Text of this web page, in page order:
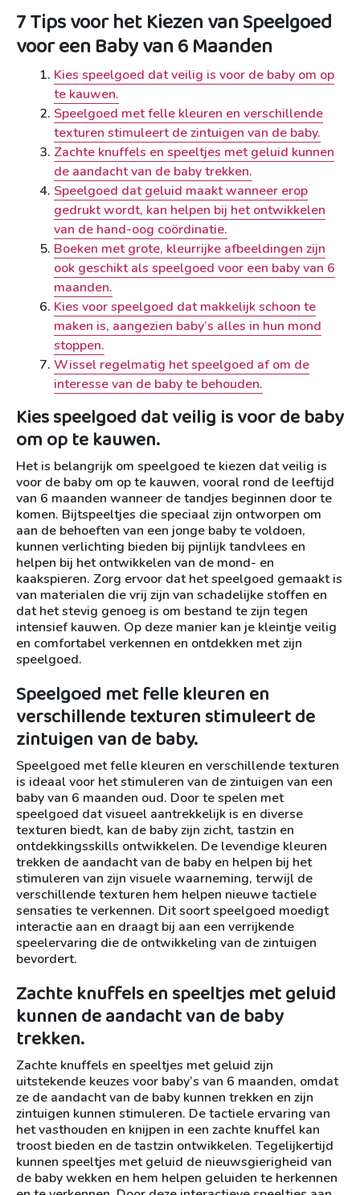
7 Tips voor het Kiezen van Speelgoed
voor een Baby van 6 Maanden
Kies speelgoed dat veilig is voor de baby om op
te kauwen.
Speelgoed met felle kleuren en verschillende
texturen stimuleert de zintuigen van de baby.
Zachte knuffels en speeltjes met geluid kunnen
de aandacht van de baby trekken.
Speelgoed dat geluid maakt wanneer erop
gedrukt wordt, kan helpen bij het ontwikkelen
van de hand-oog coördinatie.
Boeken met grote, kleurrijke afbeeldingen zijn
ook geschikt als speelgoed voor een baby van 6
maanden.
Kies voor speelgoed dat makkelijk schoon te
maken is, aangezien baby’s alles in hun mond
stoppen.
Wissel regelmatig het speelgoed af om de
interesse van de baby te behouden.
Kies speelgoed dat veilig is voor de baby
om op te kauwen.
Het is belangrijk om speelgoed te kiezen dat veilig is
voor de baby om op te kauwen, vooral rond de leeftijd
van 6 maanden wanneer de tandjes beginnen door te
komen. Bijtspeeltjes die speciaal zijn ontworpen om
aan de behoeften van een jonge baby te voldoen,
kunnen verlichting bieden bij pijnlijk tandvlees en
helpen bij het ontwikkelen van de mond- en
kaakspieren. Zorg ervoor dat het speelgoed gemaakt is
van materialen die vrij zijn van schadelijke stoffen en
dat het stevig genoeg is om bestand te zijn tegen
intensief kauwen. Op deze manier kan je kleintje veilig
en comfortabel verkennen en ontdekken met zijn
speelgoed.
Speelgoed met felle kleuren en
verschillende texturen stimuleert de
zintuigen van de baby.
Speelgoed met felle kleuren en verschillende texturen
is ideaal voor het stimuleren van de zintuigen van een
baby van 6 maanden oud. Door te spelen met
speelgoed dat visueel aantrekkelijk is en diverse
texturen biedt, kan de baby zijn zicht, tastzin en
ontdekkingsskills ontwikkelen. De levendige kleuren
trekken de aandacht van de baby en helpen bij het
stimuleren van zijn visuele waarneming, terwijl de
verschillende texturen hem helpen nieuwe tactiele
sensaties te verkennen. Dit soort speelgoed moedigt
interactie aan en draagt bij aan een verrijkende
speelervaring die de ontwikkeling van de zintuigen
bevordert.
Zachte knuffels en speeltjes met geluid
kunnen de aandacht van de baby
trekken.
Zachte knuffels en speeltjes met geluid zijn
uitstekende keuzes voor baby’s van 6 maanden, omdat
ze de aandacht van de baby kunnen trekken en zijn
zintuigen kunnen stimuleren. De tactiele ervaring van
het vasthouden en knijpen in een zachte knuffel kan
troost bieden en de tastzin ontwikkelen. Tegelijkertijd
kunnen speeltjes met geluid de nieuwsgierigheid van
de baby wekken en hem helpen geluiden te herkennen